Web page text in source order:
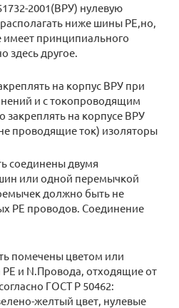
2001(ВРУ) нулевую
ниже шины PE,но,
принципиального
здесь другое.
на корпус ВРУ при
и с токопроводящим
на корпусе ВРУ
проводящие ток) изоляторы
соединены двумя
или одной перемычкой
должно быть не
PE проводов. Соединение
помечены цветом или
и N.Провода, отходящие от
ГОСТ Р 50462:
желтый цвет, нулевые